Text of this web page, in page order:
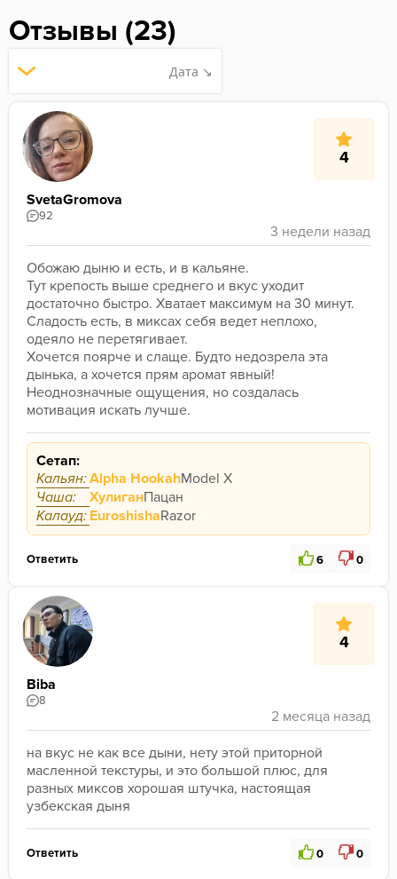
Отзывы (23)
Дата ↘
4
SvetaGromova
92
Обожаю дыню и есть, и в кальяне.
Тут крепость выше среднего и вкус уходит
достаточно быстро. Хватает максимум на 30 минут.
Сладость есть, в миксах себя ведет неплохо,
одеяло не перетягивает.
Хочется поярче и слаще. Будто недозрела эта
дынька, а хочется прям аромат явный!
Неоднозначные ощущения, но создалась
мотивация искать лучше.
Сетап:
Кальян:Alpha HookahModel X
Чаша:
ХулиганПацан
Калауд: EuroshishaRazor
Ответить 6 0
4
Biba
8
на вкус не как все дыни, нету этой приторной
масленной текстуры, и это большой плюс, для
разных миксов хорошая штучка, настоящая
узбекская дыня
Ответить 0 0